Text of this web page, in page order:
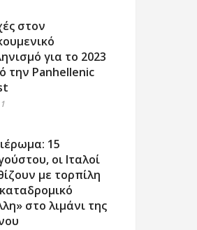
στον
για το 2023
την Panhellenic
15
οι Ιταλοί
με τορπίλη
στο λιμάνι της